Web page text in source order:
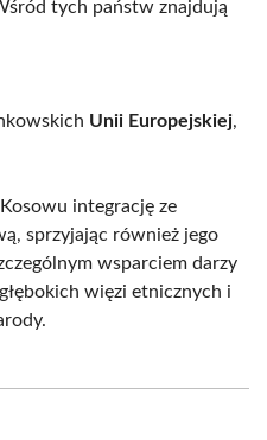
tych państw znajdują
Unii Europejskiej,
integrację ze
sprzyjając również jego
wsparciem darzy
więzi etnicznych i